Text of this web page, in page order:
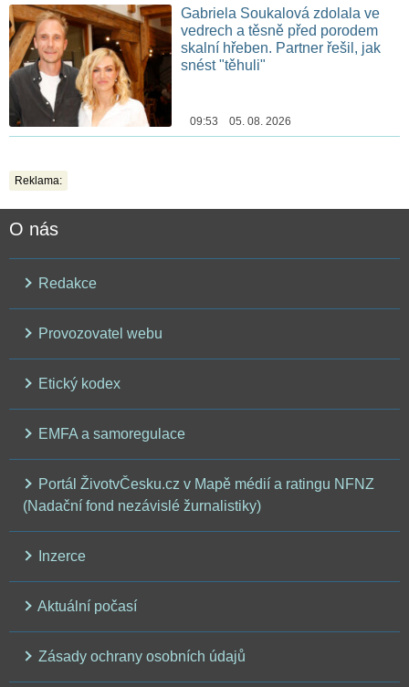
Gabriela Soukalová zdolala ve
vedrech a těsně před porodem
skalní hřeben. Partner řešil, jak
snést "těhuli"
09:53 05. 08. 2026
Reklama:
O nás
Redakce
Provozovatel webu
Etický kodex
EMFA a samoregulace
Portál ŽivotvČesku.cz v Mapě médií a ratingu NFNZ
(Nadační fond nezávislé žurnalistiky)
Inzerce
Aktuální počasí
Zásady ochrany osobních údajů